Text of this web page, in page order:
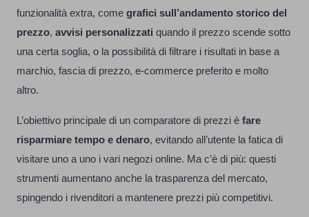
funzionalità extra, come grafici sull’andamento storico del
prezzo, avvisi personalizzati quando il prezzo scende sotto
una certa soglia, o la possibilità di filtrare i risultati in base a
marchio, fascia di prezzo, e-commerce preferito e molto
altro.
L’obiettivo principale di un comparatore di prezzi è fare
risparmiare tempo e denaro, evitando all’utente la fatica di
visitare uno a uno i vari negozi online. Ma c’è di più: questi
strumenti aumentano anche la trasparenza del mercato,
spingendo i rivenditori a mantenere prezzi più competitivi.